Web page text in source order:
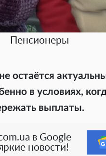
Пенсионеры
остаётся
в условиях,
выплаты.
в Google
новости!